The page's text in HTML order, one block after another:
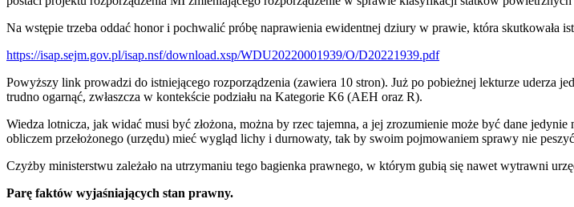
Na wstępie trzeba oddać honor i pochwalić próbę naprawienia ewidentnej dziury w prawie, która skutkowała
https://isap.sejm.gov.pl/isap.nsf/download.xsp/WDU20220001939/O/D20221939.pdf
Powyższy link prowadzi do istniejącego rozporządzenia (zawiera 10 stron). Już po pobieżnej lekturze uderza
trudno ogarnąć, zwłaszcza w kontekście podziału na Kategorie K6 (AEH oraz R).
Wiedza lotnicza, jak widać musi być złożona, można by rzec tajemna, a jej zrozumienie może być dane
obliczem przełożonego (urzędu) mieć wygląd lichy i durnowaty, tak by swoim pojmowaniem sprawy nie
Czyżby ministerstwu zależało na utrzymaniu tego bagienka prawnego, w którym gubią się nawet wytrawni
Parę faktów wyjaśniających stan prawny.